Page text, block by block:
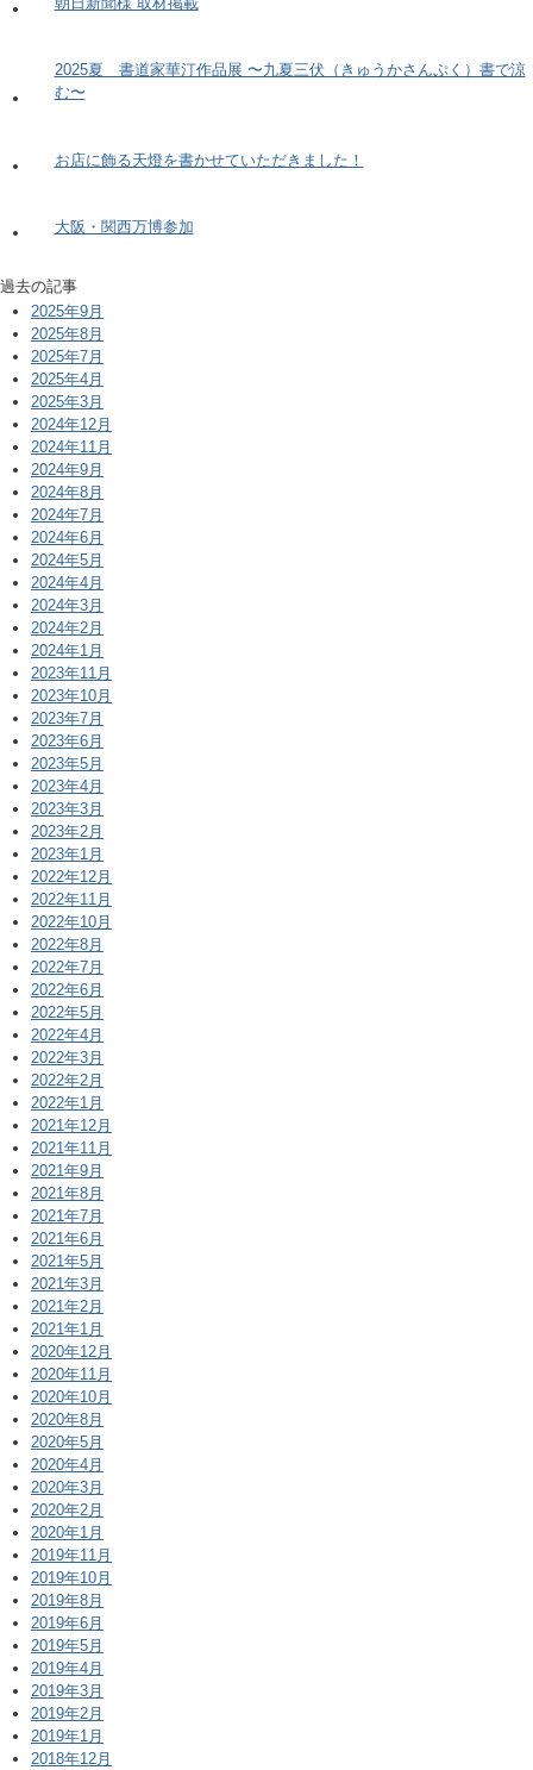
2025夏 書道家華汀作品展 〜九夏三伏（きゅうかさんぷく）書で涼
む〜
お店に飾る天燈を書かせていただきました！
大阪・関西万博参加
過去の記事
2025年9月
2025年8月
2025年7月
2025年4月
2025年3月
2024年12月
2024年11月
2024年9月
2024年8月
2024年7月
2024年6月
2024年5月
2024年4月
2024年3月
2024年2月
2024年1月
2023年11月
2023年10月
2023年7月
2023年6月
2023年5月
2023年4月
2023年3月
2023年2月
2023年1月
2022年12月
2022年11月
2022年10月
2022年8月
2022年7月
2022年6月
2022年5月
2022年4月
2022年3月
2022年2月
2022年1月
2021年12月
2021年11月
2021年9月
2021年8月
2021年7月
2021年6月
2021年5月
2021年3月
2021年2月
2021年1月
2020年12月
2020年11月
2020年10月
2020年8月
2020年5月
2020年4月
2020年3月
2020年2月
2020年1月
2019年11月
2019年10月
2019年8月
2019年6月
2019年5月
2019年4月
2019年3月
2019年2月
2019年1月
2018年12月